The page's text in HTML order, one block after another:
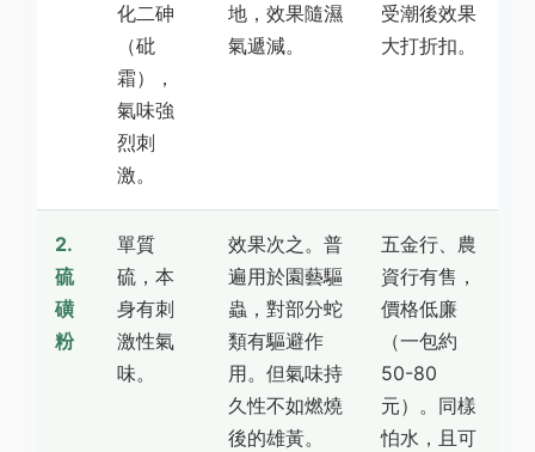
化二砷
（砒
霜），
氣味強
烈刺
激。
地，效果隨濕
氣遞減。
受潮後效果
大打折扣。
2.
硫
磺
粉
單質
硫，本
身有刺
激性氣
味。
效果次之。普
遍用於園藝驅
蟲，對部分蛇
類有驅避作
用。但氣味持
久性不如燃燒
後的雄黃。
五金行、農
資行有售，
價格低廉
（一包約
50-80
元）。同樣
怕水，且可